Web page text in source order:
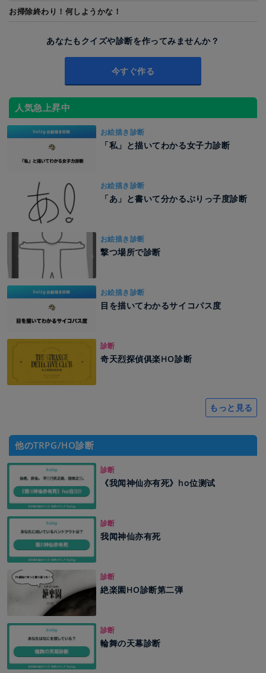
お掃除終わり！何しようかな！
あなたもクイズや診断を作ってみませんか？
今すぐ作る
人気急上昇中
お絵描き診断
「私」と描いてわかる女子力診断
お絵描き診断
「あ」と書いて分かるぶりっ子度診断
お絵描き診断
撃つ場所で診断
お絵描き診断
目を描いてわかるサイコパス度
診断
奇天烈探偵俱楽HO診断
もっと見る
他のTRPG/HO診断
診断
《我闻神仙亦有死》ho位测试
診断
我闻神仙亦有死
診断
絶楽園HO診断第二弾
診断
輪舞の天幕診断